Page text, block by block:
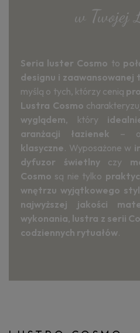
w Twojej
Seria luster Cosmo to
designu i zaawansowanej
myślą o tych, którzy cenią
Lustra Cosmo
wyglądem, który
aranżacji łazienek –
klasyczne. Wyposażone w
dyfuzor świetlnyczy
Cosmo są nie tylko
wnętrzu wyjątkowego
najwyższej jakości
wykonania, lustra z serii
codziennych rytuałów.